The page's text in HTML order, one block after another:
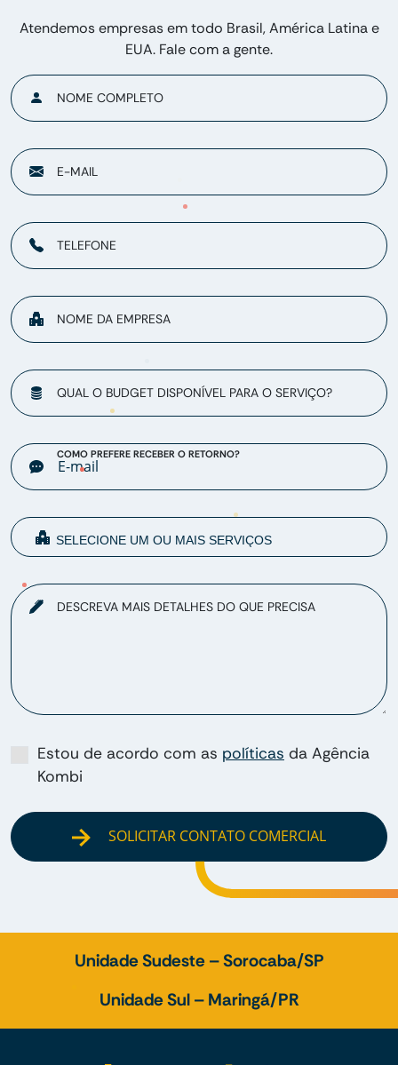
Atendemos empresas em todo Brasil, América Latina e
EUA. Fale com a gente.
NOME COMPLETO
E-MAIL
TELEFONE
NOME DA EMPRESA
QUAL O BUDGET DISPONÍVEL PARA O SERVIÇO?
COMO PREFERE RECEBER O RETORNO?
DESCREVA MAIS DETALHES DO QUE PRECISA
Estou de acordo com as políticas da Agência
Kombi
SOLICITAR CONTATO COMERCIAL
Unidade Sudeste – Sorocaba/SP
Unidade Sul – Maringá/PR